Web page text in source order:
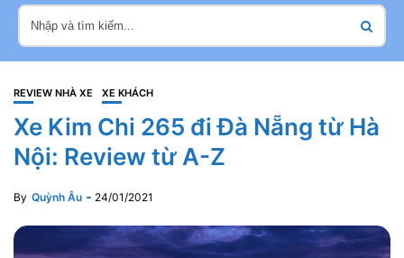
REVIEW NHÀ XE XE KHÁCH
Xe Kim Chi 265 đi Đà Nẵng từ Hà
Nội: Review từ A-Z
By Quỳnh Âu 24/01/2021